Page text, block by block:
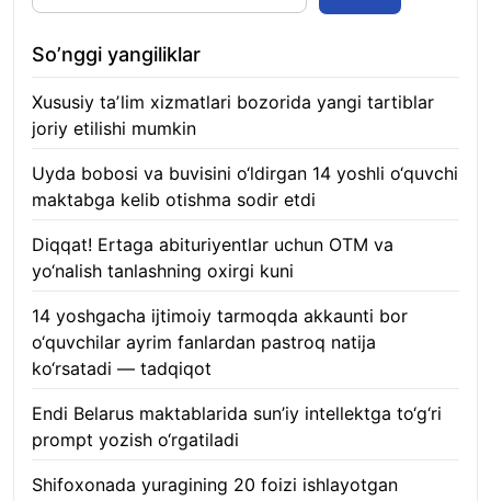
So’nggi yangiliklar
Xususiy taʼlim xizmatlari bozorida yangi tartiblar
joriy etilishi mumkin
Uyda bobosi va buvisini o‘ldirgan 14 yoshli o‘quvchi
maktabga kelib otishma sodir etdi
Diqqat! Ertaga abituriyentlar uchun OTM va
yo‘nalish tanlashning oxirgi kuni
14 yoshgacha ijtimoiy tarmoqda akkaunti bor
o‘quvchilar ayrim fanlardan pastroq natija
ko‘rsatadi — tadqiqot
Endi Belarus maktablarida sun’iy intellektga to‘g‘ri
prompt yozish o‘rgatiladi
Shifoxonada yuragining 20 foizi ishlayotgan